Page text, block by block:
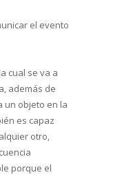
el evento
cual se va a
además de
un objeto en la
es capaz
otro,
porque el